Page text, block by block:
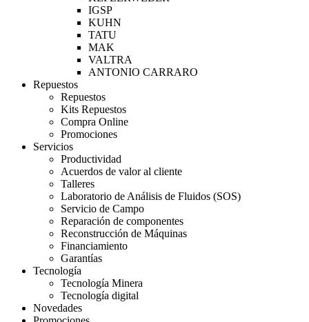
IGSP
KUHN
TATU
MAK
VALTRA
ANTONIO CARRARO
Repuestos
Repuestos
Kits Repuestos
Compra Online
Promociones
Servicios
Productividad
Acuerdos de valor al cliente
Talleres
Laboratorio de Análisis de Fluidos (SOS)
Servicio de Campo
Reparación de componentes
Reconstrucción de Máquinas
Financiamiento
Garantías
Tecnología
Tecnología Minera
Tecnología digital
Novedades